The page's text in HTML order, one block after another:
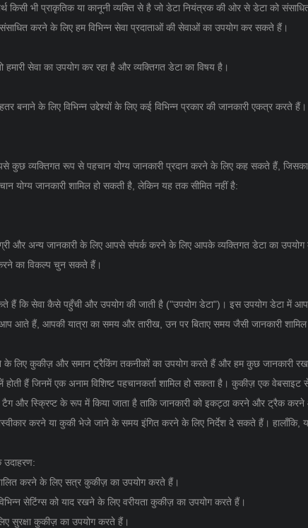
किसी भी प्राकृतिक या कानूनी व्यक्ति से है जो डेटा नियंत्रक की ओर से डेटा को
करने के लिए हम विभिन्न सेवा प्रदाताओं की सेवाओं का उपयोग कर सकते हैं।
हमारी सेवा का उपयोग कर रहा है और व्यक्तिगत डेटा का विषय है।
बनाने के लिए विभिन्न उद्देश्यों के लिए कई विभिन्न प्रकार की जानकारी एकत्र करते हैं।
कुछ व्यक्तिगत रूप से पहचान योग्य जानकारी प्रदान करने के लिए कह सकते हैं,
योग्य जानकारी शामिल हो सकती है, लेकिन यह तक सीमित नहीं है:
और अन्य जानकारी के लिए आपसे संपर्क करने के लिए आपके व्यक्तिगत डेटा का
का विकल्प चुन सकते हैं।
हैं कि सेवा कैसे पहुँची और उपयोग की जाती है ("उपयोग डेटा")। इस उपयोग डेटा में
आते हैं, आपकी यात्रा का समय और तारीख, उन पर बिताए समय जैसी जानकारी
के लिए कुकीज़ और समान ट्रैकिंग तकनीकों का उपयोग करते हैं और हम कुछ जानकारी
होती हैं जिनमें एक अनाम विशिष्ट पहचानकर्ता शामिल हो सकता है। कुकीज़ एक
टैग और स्क्रिप्ट के रूप में किया जाता है ताकि जानकारी को इकट्ठा करने और ट्रैक
करने या कुकी भेजे जाने के समय इंगित करने के लिए निर्देश दे सकते हैं। हालाँकि,
उदाहरण:
करने के लिए सत्र कुकीज़ का उपयोग करते हैं।
सेटिंग्स को याद रखने के लिए वरीयता कुकीज़ का उपयोग करते हैं।
सुरक्षा कुकीज़ का उपयोग करते हैं।